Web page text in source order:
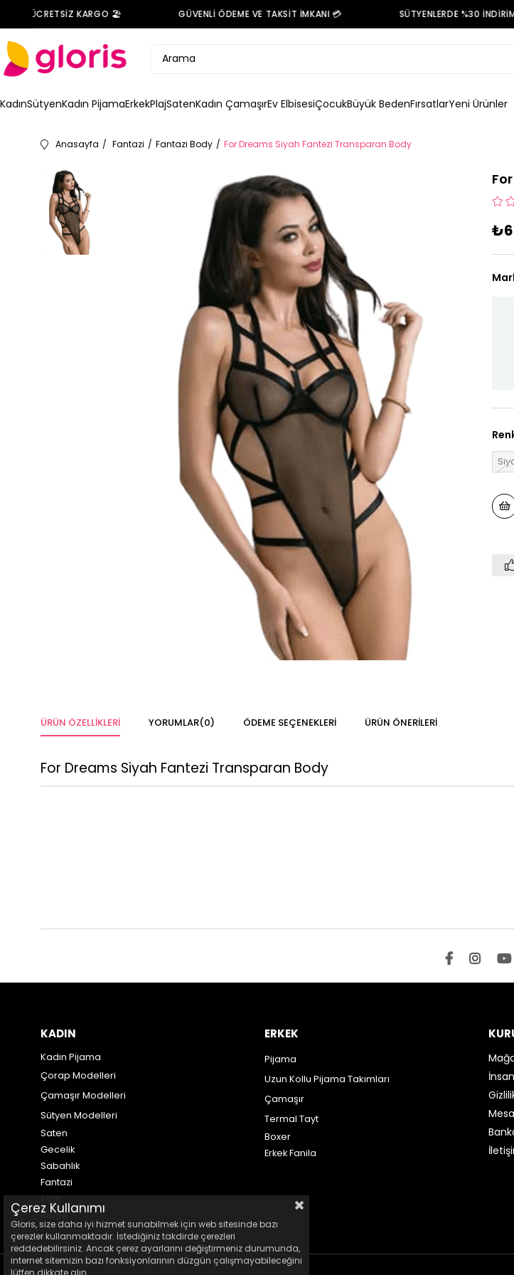
ÜCRETSİZ KARGO 🏖️ GÜVENLİ ÖDEME VE TAKSİT İMKANI 💳 SÜTYENLERDE %30 İNDİRİM!
KadınSütyenKadın PijamaErkekPlajSatenKadın ÇamaşırEv ElbisesiÇocukBüyük BedenFırsatlarYeni Ürünler
Anasayfa Fantazi Fantazi Body For Dreams Siyah Fantezi Transparan Body
ÜRÜN ÖZELLIKLERI YORUMLAR(0) ÖDEME SEÇENEKLERI ÜRÜN ÖNERILERI
For Dreams Siyah Fantezi Transparan Body
KADIN
Kadın Pijama
Çorap Modelleri
Çamaşır Modelleri
Sütyen Modelleri
Saten
Gecelik
Sabahlık
Fantazi
Tayt
Korse
ERKEK
Pijama
Uzun Kollu Pijama Takımları
Çamaşır
Termal Tayt
Boxer
Erkek Fanila
Çerez Kullanımı
Gloris, size daha iyi hizmet sunabilmek için web sitesinde bazı
çerezler kullanmaktadır. İstediğiniz takdirde çerezleri
reddedebilirsiniz. Ancak çerez ayarlarını değiştirmeniz durumunda,
internet sitemizin bazı fonksiyonlarının düzgün çalışmayabileceğini
lütfen dikkate alın.